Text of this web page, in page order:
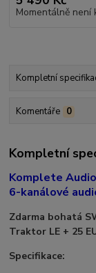
Momentálně není
Kompletní
Komentáře 0
Kompletní
Komplete
6-kanálové
Zdarma bohatá
Traktor LE + 25
Specifikace: